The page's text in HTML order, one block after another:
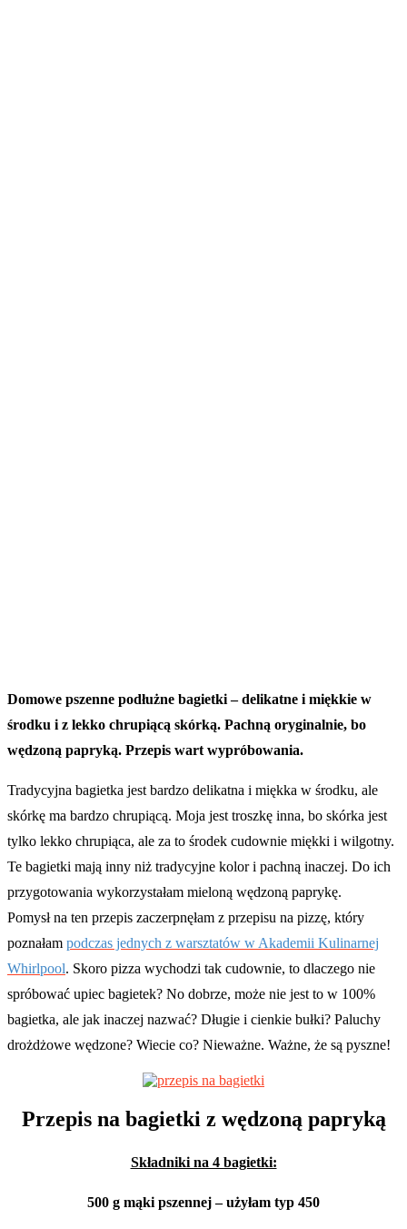
Domowe pszenne podłużne bagietki – delikatne i miękkie w
środku i z lekko chrupiącą skórką. Pachną oryginalnie, bo
wędzoną papryką. Przepis wart wypróbowania.
Tradycyjna bagietka jest bardzo delikatna i miękka w środku, ale
skórkę ma bardzo chrupiącą. Moja jest troszkę inna, bo skórka jest
tylko lekko chrupiąca, ale za to środek cudownie miękki i wilgotny.
Te bagietki mają inny niż tradycyjne kolor i pachną inaczej. Do ich
przygotowania wykorzystałam mieloną wędzoną paprykę.
Pomysł na ten przepis zaczerpnęłam z przepisu na pizzę, który
poznałam podczas jednych z warsztatów w Akademii Kulinarnej
Whirlpool. Skoro pizza wychodzi tak cudownie, to dlaczego nie
spróbować upiec bagietek? No dobrze, może nie jest to w 100%
bagietka, ale jak inaczej nazwać? Długie i cienkie bułki? Paluchy
drożdżowe wędzone? Wiecie co? Nieważne. Ważne, że są pyszne!
Przepis na bagietki z wędzoną papryką
Składniki na 4 bagietki:
500 g mąki pszennej – użyłam typ 450